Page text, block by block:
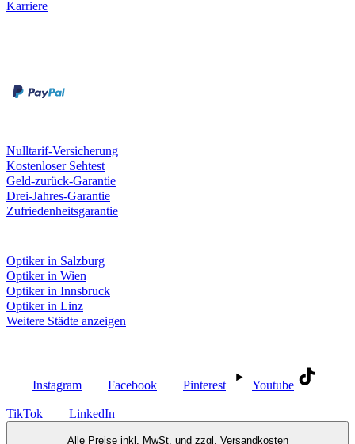
Karriere
Nulltarif-Versicherung
Kostenloser Sehtest
Geld-zurück-Garantie
Drei-Jahres-Garantie
Zufriedenheitsgarantie
Optiker in Salzburg
Optiker in Wien
Optiker in Innsbruck
Optiker in Linz
Weitere Städte anzeigen
Instagram Facebook Pinterest Youtube
TikTok LinkedIn
Alle Preise inkl. MwSt. und zzgl. Versandkosten